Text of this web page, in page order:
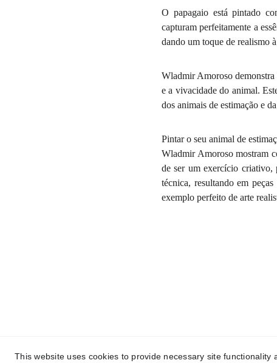
O papagaio está pintado
capturam perfeitamente a
dando um toque de realismo
Wladmir Amoroso demonstra
e a vivacidade do animal.
dos animais de estimação e
Pintar o seu animal de
Wladmir Amoroso mostram
de ser um exercício criativo,
técnica, resultando em
exemplo perfeito de arte
This website uses cookies to provide necessary site